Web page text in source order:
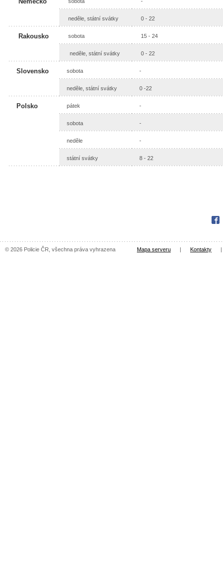
neděle, státní svátky 0 - 22
Rakousko sobota 15 - 24
neděle, státní svátky 0 - 22
Slovensko sobota -
neděle, státní svátky 0 -22
Polsko pátek -
sobota -
neděle -
státní svátky 8 - 22
© 2026 Policie ČR, všechna práva vyhrazena Mapa serveru | Kontakty |